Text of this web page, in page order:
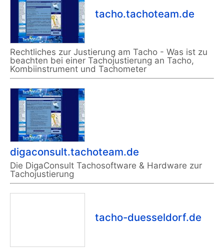
tacho.tachoteam.de
Rechtliches zur Justierung am Tacho - Was ist zu
beachten bei einer Tachojustierung an Tacho,
Kombiinstrument und Tachometer
digaconsult.tachoteam.de
Die DigaConsult Tachosoftware & Hardware zur
Tachojustierung
tacho-duesseldorf.de